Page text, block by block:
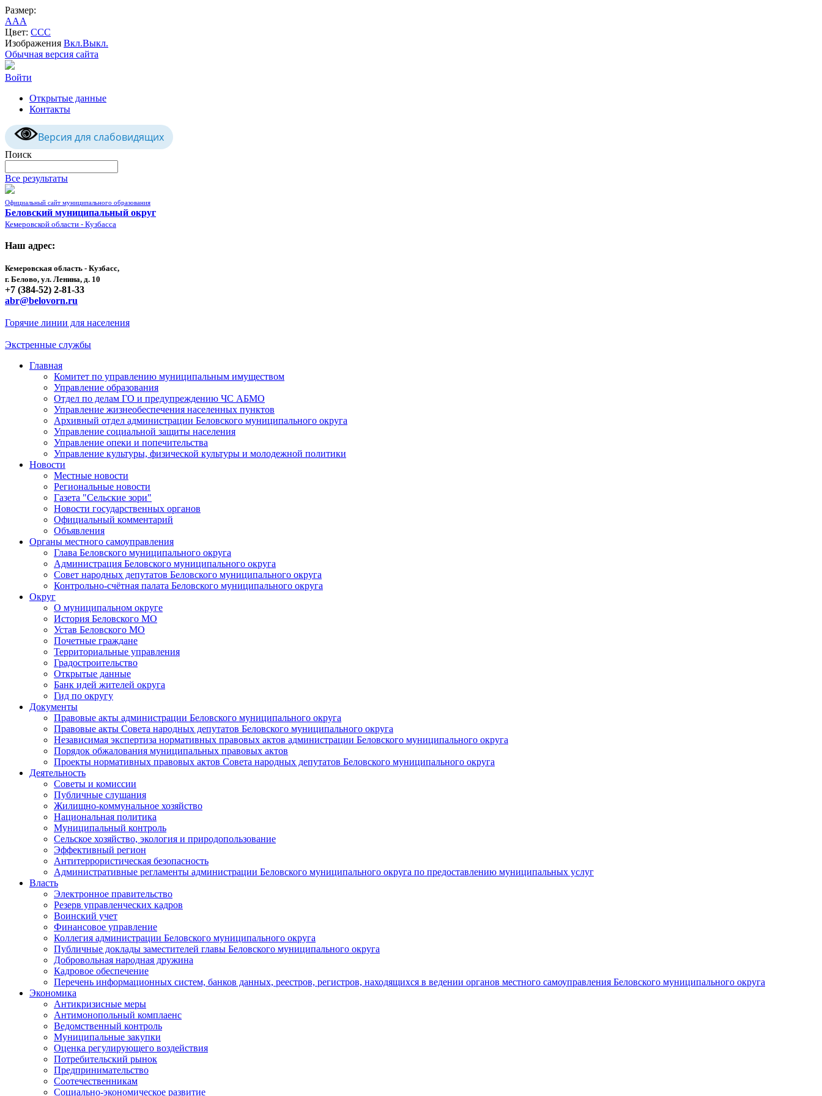
Размер:
AAA
Цвет: CCC
Изображения Вкл.Выкл.
Обычная версия сайта
Войти
Открытые данные
Контакты
Версия для слабовидящих
Поиск
Все результаты
Официальный сайт муниципального образования
Беловский муниципальный округ
Кемеровской области - Кузбасса
Наш адрес:
Кемеровская область - Кузбасс,
г. Белово, ул. Ленина, д. 10
+7 (384-52) 2-81-33
abr@belovorn.ru
Горячие линии для населения
Экстренные службы
Главная
Комитет по управлению муниципальным имуществом
Управление образования
Отдел по делам ГО и предупреждению ЧС АБМО
Управление жизнеобеспечения населенных пунктов
Архивный отдел администрации Беловского муниципального округа
Управление социальной защиты населения
Управление опеки и попечительства
Управление культуры, физической культуры и молодежной политики
Новости
Местные новости
Региональные новости
Газета "Сельские зори"
Новости государственных органов
Официальный комментарий
Объявления
Органы местного самоуправления
Глава Беловского муниципального округа
Администрация Беловского муниципального округа
Совет народных депутатов Беловского муниципального округа
Контрольно-счётная палата Беловского муниципального округа
Округ
О муниципальном округе
История Беловского МО
Устав Беловского МО
Почетные граждане
Территориальные управления
Градостроительство
Открытые данные
Банк идей жителей округа
Гид по округу
Документы
Правовые акты администрации Беловского муниципального округа
Правовые акты Совета народных депутатов Беловского муниципального округа
Независимая экспертиза нормативных правовых актов администрации Беловского муниципального округа
Порядок обжалования муниципальных правовых актов
Проекты нормативных правовых актов Совета народных депутатов Беловского муниципального округа
Деятельность
Советы и комиссии
Публичные слушания
Жилищно-коммунальное хозяйство
Национальная политика
Муниципальный контроль
Сельское хозяйство, экология и природопользование
Эффективный регион
Антитеррористическая безопасность
Административные регламенты администрации Беловского муниципального округа по предоставлению муниципальных услуг
Власть
Электронное правительство
Резерв управленческих кадров
Воинский учет
Финансовое управление
Коллегия администрации Беловского муниципального округа
Публичные доклады заместителей главы Беловского муниципального округа
Добровольная народная дружина
Кадровое обеспечение
Перечень информационных систем, банков данных, реестров, регистров, находящихся в ведении органов местного самоуправления Беловского муниципального округа
Экономика
Антикризисные меры
Антимонопольный комплаенс
Ведомственный контроль
Муниципальные закупки
Оценка регулирующего воздействия
Потребительский рынок
Предпринимательство
Соотечественникам
Социально-экономическое развитие